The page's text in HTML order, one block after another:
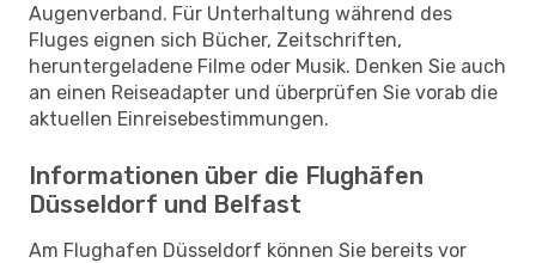
Augenverband. Für Unterhaltung während des
Fluges eignen sich Bücher, Zeitschriften,
heruntergeladene Filme oder Musik. Denken Sie auch
an einen Reiseadapter und überprüfen Sie vorab die
aktuellen Einreisebestimmungen.
Informationen über die Flughäfen
Düsseldorf und Belfast
Am Flughafen Düsseldorf können Sie bereits vor